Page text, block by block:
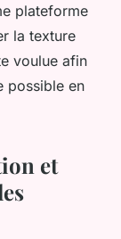
plateforme
la texture
voulue afin
possible en
et